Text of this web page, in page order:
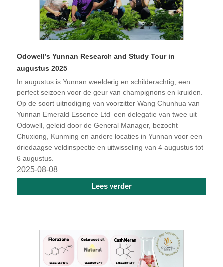
Odowell’s Yunnan Research and Study Tour in
augustus 2025
In augustus is Yunnan weelderig en schilderachtig, een
perfect seizoen voor de geur van champignons en kruiden.
Op de soort uitnodiging van voorzitter Wang Chunhua van
Yunnan Emerald Essence Ltd, een delegatie van twee uit
Odowell, geleid door de General Manager, bezocht
Chuxiong, Kunming en andere locaties in Yunnan voor een
driedaagse veldinspectie en uitwisseling van 4 augustus tot
6 augustus.
2025-08-08
Lees verder